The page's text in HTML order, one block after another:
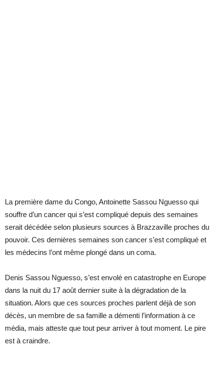
La première dame du Congo, Antoinette Sassou Nguesso qui
souffre d’un cancer qui s’est compliqué depuis des semaines
serait décédée selon plusieurs sources à Brazzaville proches du
pouvoir. Ces dernières semaines son cancer s’est compliqué et
les médecins l’ont même plongé dans un coma.
Denis Sassou Nguesso, s’est envolé en catastrophe en Europe
dans la nuit du 17 août dernier suite à la dégradation de la
situation. Alors que ces sources proches parlent déjà de son
décès, un membre de sa famille a démenti l’information à ce
média, mais atteste que tout peur arriver à tout moment. Le pire
est à craindre.